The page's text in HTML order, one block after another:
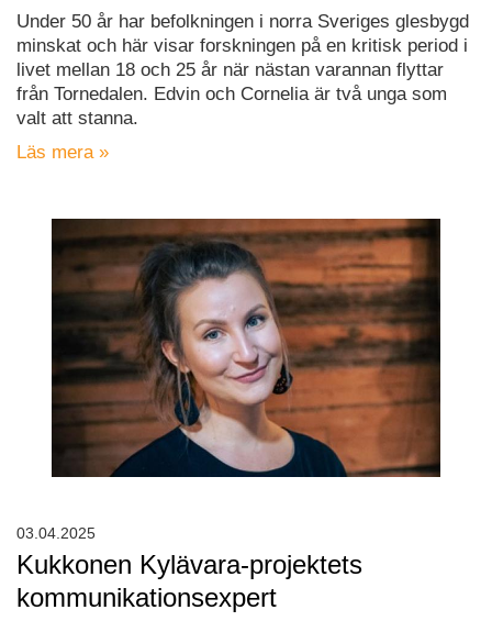
Under 50 år har befolkningen i norra Sveriges glesbygd
minskat och här visar forskningen på en kritisk period i
livet mellan 18 och 25 år när nästan varannan flyttar
från Tornedalen. Edvin och Cornelia är två unga som
valt att stanna.
Läs mera »
Kukkonen Kylävara-projektets
kommunikationsexpert
03.04.2025